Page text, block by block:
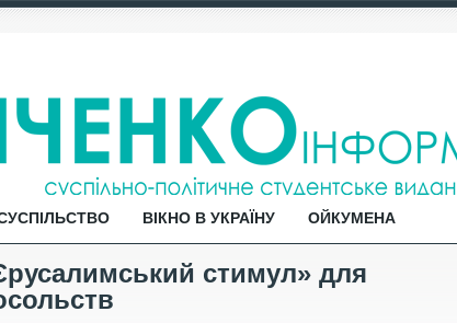
ВІКНО В УКРАЇНУ ОЙКУМЕНА
стимул» для